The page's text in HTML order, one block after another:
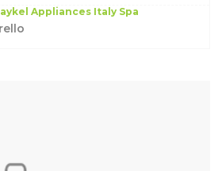
Appliances Italy Spa